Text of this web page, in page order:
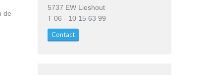
de
5737 EW Lieshout
T 06 - 10 15 63 99
Contact